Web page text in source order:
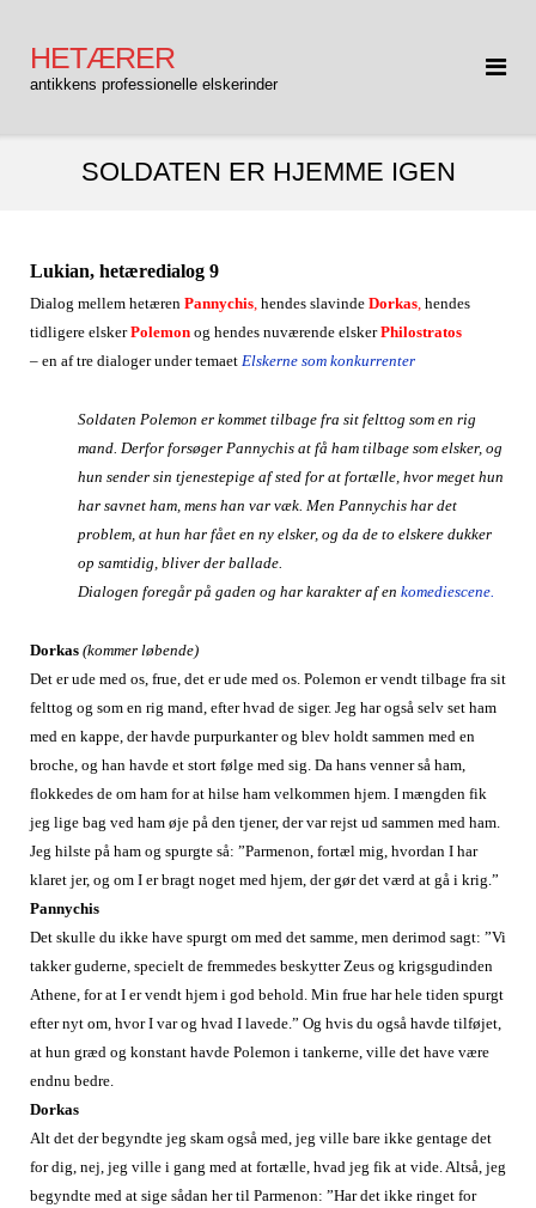
indholdHETÆRER
antikkens professionelle elskerinder
SOLDATEN ER HJEMME IGEN
Lukian, hetæredialog 9
Dialog mellem hetæren Pannychis,hendes slavinde Dorkas,hendes
tidligere elskerPolemonog hendes nuværende elskerPhilostratos
– en af tre dialoger under temaet Elskerne som konkurrenter
Soldaten Polemon er kommet tilbage fra sit felttog som en rig
mand. Derfor forsøger Pannychis at få ham tilbage som elsker, og
hun sender sin tjenestepige af sted for at fortælle, hvor meget hun
har savnet ham, mens han var væk. Men Pannychis har det
problem, at hun har fået en ny elsker, og da de to elskere dukker
op samtidig, bliver der ballade.
Dialogen foregår på gaden og har karakter af en komediescene.
Dorkas (kommer løbende)
Det er ude med os, frue, det er ude med os. Polemon er vendt tilbage fra sit
felttog og som en rig mand, efter hvad de siger. Jeg har også selv set ham
med en kappe, der havde purpurkanter og blev holdt sammen med en
broche, og han havde et stort følge med sig. Da hans venner så ham,
flokkedes de om ham for at hilse ham velkommen hjem. I mængden fik
jeg lige bag ved ham øje på den tjener, der var rejst ud sammen med ham.
Jeg hilste på ham og spurgte så: ”Parmenon, fortæl mig, hvordan I har
klaret jer, og om I er bragt noget med hjem, der gør det værd at gå i krig.”
Pannychis
Det skulle du ikke have spurgt om med det samme, men derimod sagt: ”Vi
takker guderne, specielt de fremmedes beskytter Zeus og krigsgudinden
Athene, for at I er vendt hjem i god behold. Min frue har hele tiden spurgt
efter nyt om, hvor I var og hvad I lavede.” Og hvis du også havde tilføjet,
at hun græd og konstant havde Polemon i tankerne, ville det have være
endnu bedre.
Dorkas
Alt det der begyndte jeg skam også med, jeg ville bare ikke gentage det
for dig, nej, jeg ville i gang med at fortælle, hvad jeg fik at vide. Altså, jeg
begyndte med at sige sådan her til Parmenon: ”Har det ikke ringet for